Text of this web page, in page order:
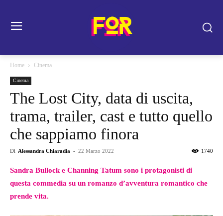
Home Cinema
Cinema
The Lost City, data di uscita,
trama, trailer, cast e tutto quello
che sappiamo finora
Di Alessandra Chiaradia - 22 Marzo 2022 1740
Sandra Bullock e Channing Tatum sono i protagonisti di
questa commedia su un romanzo d’avventura romantico che
prende vita.